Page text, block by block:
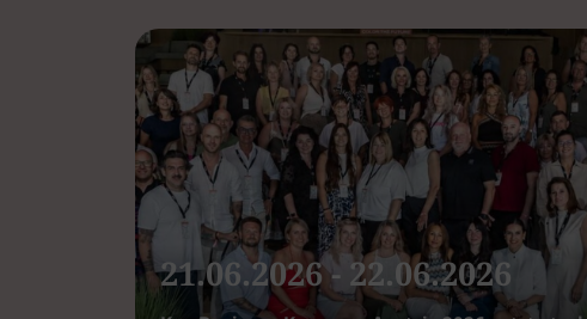
21.06.2026 - 22.06.2026